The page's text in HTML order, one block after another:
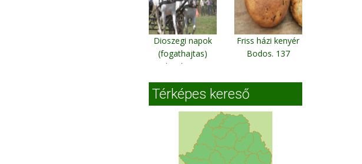
Dioszegi napok
(fogathajtas)
Bihardioszeg
Friss házi kenyér
Bodos. 137
Térképes kereső